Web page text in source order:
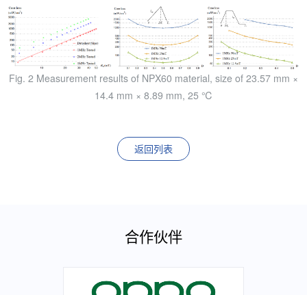
Fig. 2 Measurement results of NPX60 material, size of 23.57 mm ×
14.4 mm × 8.89 mm, 25 ℃
返回列表
合作伙伴